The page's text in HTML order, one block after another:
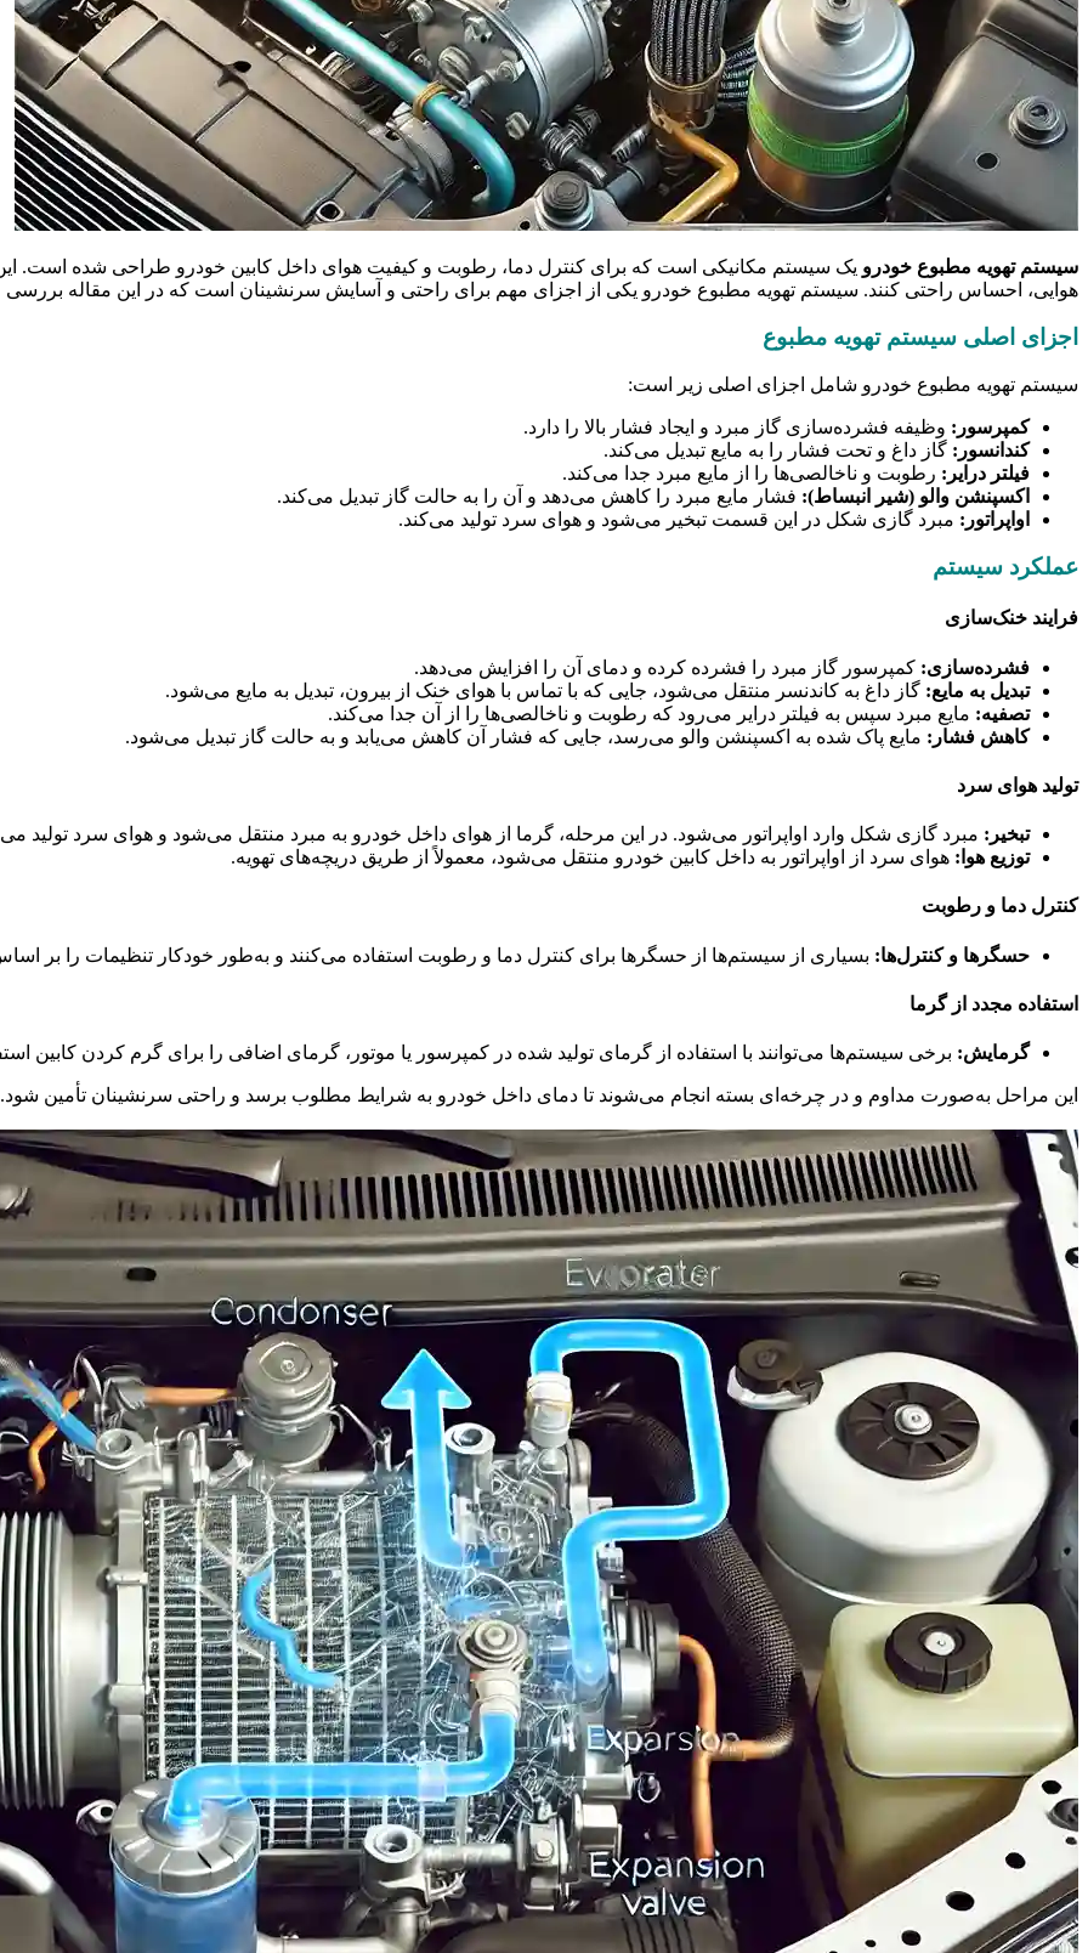
سیستم تهویه مطبوع خودرو یک سیستم مکانیکی است که برای کنترل دما، رطوبت و کیفیت هوای داخل کابین خودرو طراحی شده است.
هوایی، احساس راحتی کنند. سیستم تهویه مطبوع خودرو یکی از اجزای مهم برای راحتی و آسایش سرنشینان است که در این مقاله
اجزای اصلی سیستم تهویه مطبوع
سیستم تهویه مطبوع خودرو شامل اجزای اصلی زیر است:
کمپرسور: وظیفه فشرده‌سازی گاز مبرد و ایجاد فشار بالا را دارد.
کندانسور: گاز داغ و تحت فشار را به مایع تبدیل می‌کند.
فیلتر درایر: رطوبت و ناخالصی‌ها را از مایع مبرد جدا می‌کند.
اکسپنشن والو (شیر انبساط): فشار مایع مبرد را کاهش می‌دهد و آن را به حالت گاز تبدیل می‌کند.
اواپراتور: مبرد گازی شکل در این قسمت تبخیر می‌شود و هوای سرد تولید می‌کند.
عملکرد سیستم
فرایند خنک‌سازی
فشرده‌سازی: کمپرسور گاز مبرد را فشرده کرده و دمای آن را افزایش می‌دهد.
تبدیل به مایع: گاز داغ به کاندنسر منتقل می‌شود، جایی که با تماس با هوای خنک از بیرون، تبدیل به مایع می‌شود.
تصفیه: مایع مبرد سپس به فیلتر درایر می‌رود که رطوبت و ناخالصی‌ها را از آن جدا می‌کند.
کاهش فشار: مایع پاک شده به اکسپنشن والو می‌رسد، جایی که فشار آن کاهش می‌یابد و به حالت گاز تبدیل می‌شود.
تولید هوای سرد
تبخیر: مبرد گازی شکل وارد اواپراتور می‌شود. در این مرحله، گرما از هوای داخل خودرو به مبرد منتقل می‌شود و هوای سرد تولید
توزیع هوا: هوای سرد از اواپراتور به داخل کابین خودرو منتقل می‌شود، معمولاً از طریق دریچه‌های تهویه.
کنترل دما و رطوبت
حسگرها و کنترل‌ها: بسیاری از سیستم‌ها از حسگرها برای کنترل دما و رطوبت استفاده می‌کنند و به‌طور خودکار تنظیمات را بر اساس
استفاده مجدد از گرما
گرمایش: برخی سیستم‌ها می‌توانند با استفاده از گرمای تولید شده در کمپرسور یا موتور، گرمای اضافی را برای گرم کردن کابین
این مراحل به‌صورت مداوم و در چرخه‌ای بسته انجام می‌شوند تا دمای داخل خودرو به شرایط مطلوب برسد و راحتی سرنشینان تأمین شود.